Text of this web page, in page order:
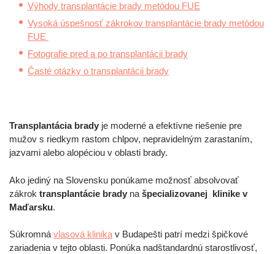
Výhody transplantácie brady metódou FUE
Vysoká úspešnosť zákrokov transplantácie brady metódou
FUE
Fotografie pred a po transplantácii brady
Časté otázky o transplantácii brady
Transplantácia brady je moderné a efektívne riešenie pre
mužov s riedkym rastom chlpov, nepravidelným zarastaním,
jazvami alebo alopéciou v oblasti brady.
Ako jediný na Slovensku ponúkame možnosť absolvovať
zákrok transplantácie brady na špecializovanej klinike v
Maďarsku.
Súkromná vlasová klinika v Budapešti patrí medzi špičkové
zariadenia v tejto oblasti. Ponúka nadštandardnú starostlivosť,